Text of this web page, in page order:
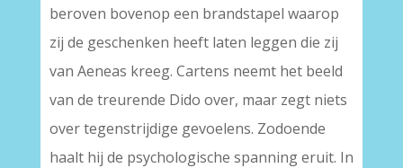
beroven bovenop een brandstapel waarop
zij de geschenken heeft laten leggen die zij
van Aeneas kreeg. Cartens neemt het beeld
van de treurende Dido over, maar zegt niets
over tegenstrijdige gevoelens. Zodoende
haalt hij de psychologische spanning eruit. In